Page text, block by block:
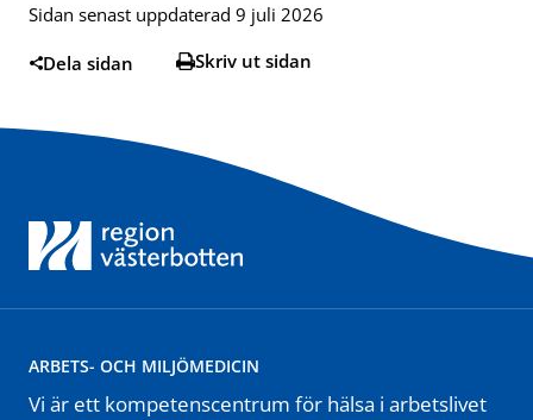
Sidan senast uppdaterad 9 juli 2026
Dela sidan Skriv ut sidan
ARBETS- OCH MILJÖMEDICIN
Vi är ett kompetenscentrum för hälsa i arbetslivet